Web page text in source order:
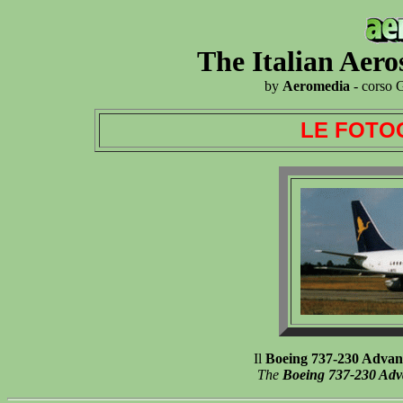
The Italian
by Aeromedia - corso
LE
Il Boeing 737-230
The Boeing 737-230